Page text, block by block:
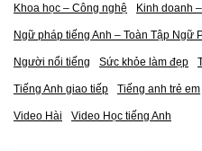
Khoa học – Công nghệ Kinh doanh
Ngữ pháp tiếng Anh – Toàn Tập Ngữ
Người nổi tiếng Sức khỏe làm đẹp
Tiếng Anh giao tiếp Tiếng anh trẻ em
Video Hài Video Học tiếng Anh